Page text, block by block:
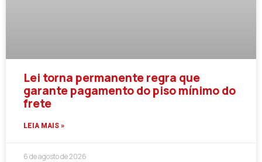
Lei torna permanente regra que
garante pagamento do piso mínimo do
frete
LEIA MAIS »
6 de agosto de 2026